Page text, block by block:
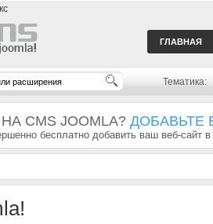
ГЛАВНАЯ
Тематика:
CMS JOOMLA? ДОБАВЬТЕ
бесплатно добавить ваш веб-сайт